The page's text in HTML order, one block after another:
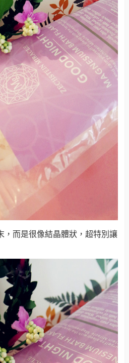
，而是很像結晶體狀，超特別讓